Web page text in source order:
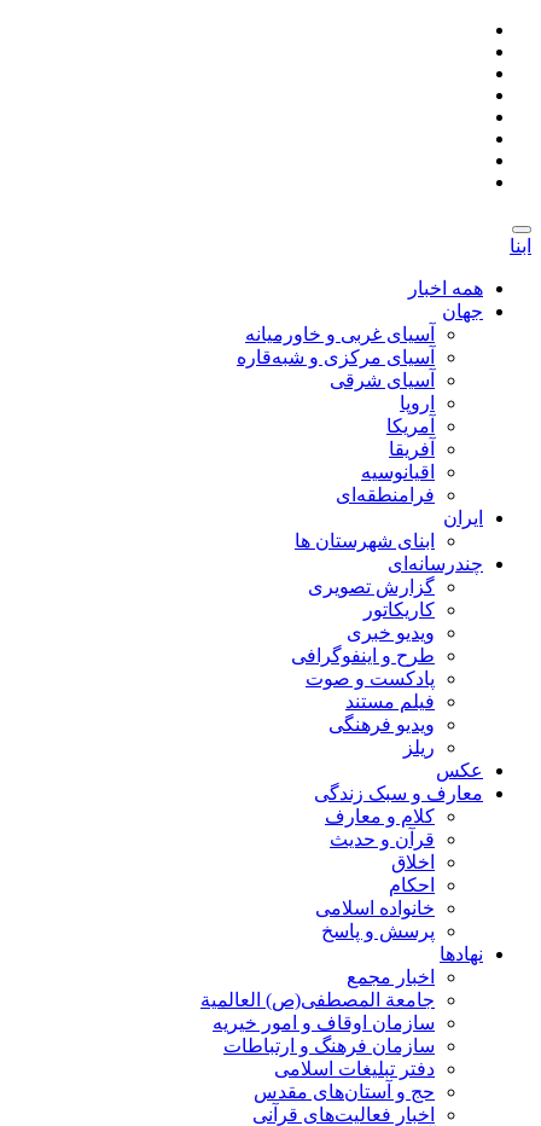
ابنا
همه اخبار
جهان
آسیای غربی و خاورمیانه
آسیای مرکزی و شبه‌قاره
آسیای شرقی
اروپا
آمریکا
آفریقا
اقیانوسیه
فرامنطقه‌ای
ایران
ابنای شهرستان ها
چندرسانه‌ای
گزارش تصويری
کاریکاتور
ویدیو خبری
طرح و اینفوگرافی
پادکست و صوت
فیلم مستند
ویدیو فرهنگی
ریلز
عکس
معارف و سبک زندگی
کلام و معارف
قرآن و حدیث
اخلاق
احکام
خانواده اسلامی
پرسش و پاسخ
نهادها
اخبار مجمع
جامعة المصطفی(ص) العالمية
سازمان اوقاف و امور خیریه
سازمان فرهنگ و ارتباطات
دفتر تبلیغات اسلامی
حج و آستان‌های مقدس
اخبار فعالیت‌های قرآنی